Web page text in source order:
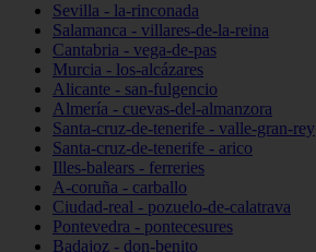
Sevilla - la-rinconada
Salamanca - villares-de-la-reina
Cantabria - vega-de-pas
Murcia - los-alcázares
Alicante - san-fulgencio
Almería - cuevas-del-almanzora
Santa-cruz-de-tenerife - valle-gran-rey
Santa-cruz-de-tenerife - arico
Illes-balears - ferreries
A-coruña - carballo
Ciudad-real - pozuelo-de-calatrava
Pontevedra - pontecesures
Badajoz - don-benito